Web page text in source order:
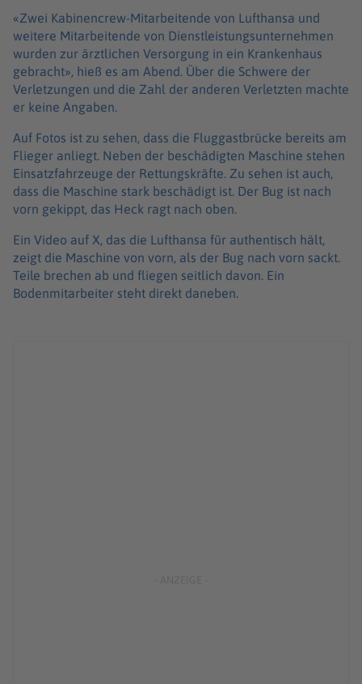
«Zwei Kabinencrew-Mitarbeitende von Lufthansa und
weitere Mitarbeitende von Dienstleistungsunternehmen
wurden zur ärztlichen Versorgung in ein Krankenhaus
gebracht», hieß es am Abend. Über die Schwere der
Verletzungen und die Zahl der anderen Verletzten machte
er keine Angaben.
Auf Fotos ist zu sehen, dass die Fluggastbrücke bereits am
Flieger anliegt. Neben der beschädigten Maschine stehen
Einsatzfahrzeuge der Rettungskräfte. Zu sehen ist auch,
dass die Maschine stark beschädigt ist. Der Bug ist nach
vorn gekippt, das Heck ragt nach oben.
Ein Video auf X, das die Lufthansa für authentisch hält,
zeigt die Maschine von vorn, als der Bug nach vorn sackt.
Teile brechen ab und fliegen seitlich davon. Ein
Bodenmitarbeiter steht direkt daneben.